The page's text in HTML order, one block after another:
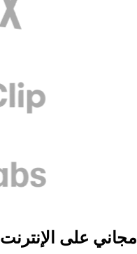
محول TS مجاني على الإنترنت